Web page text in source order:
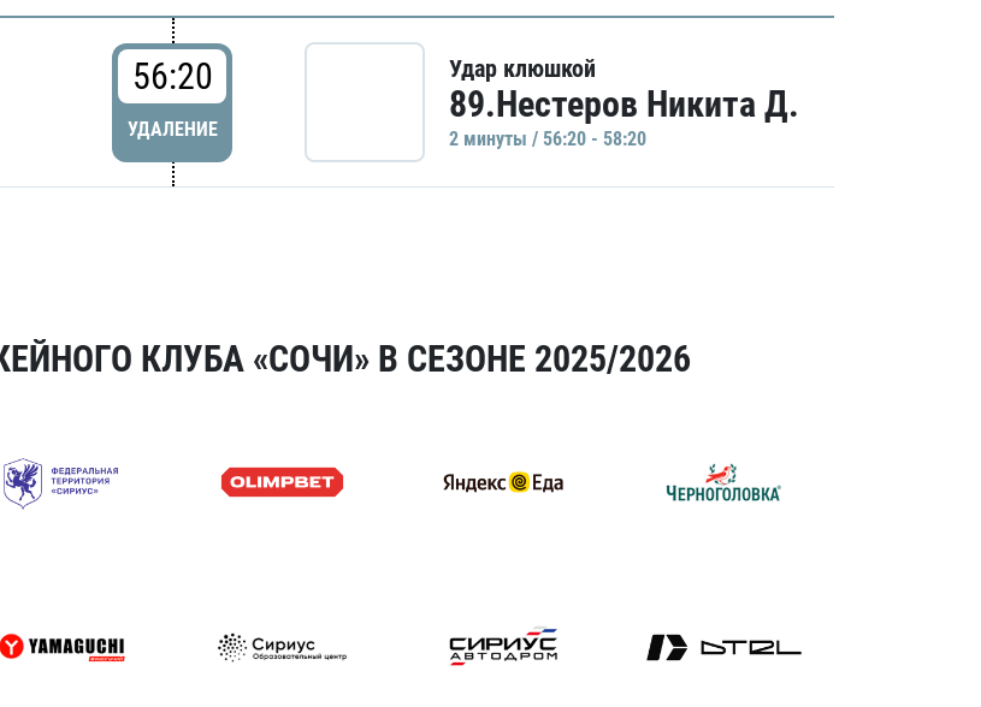
56:20
УДАЛЕНИЕ
Удар клюшкой
89.Нестеров Никита Д.
2 минуты / 56:20 - 58:20
КЛУБА «СОЧИ» В СЕЗОНЕ 2025/2026